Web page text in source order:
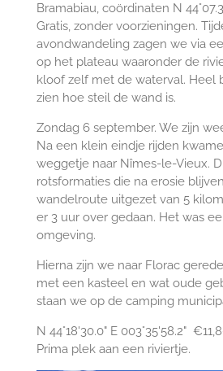
Bramabiau, coördinaten N
Gratis, zonder voorzieningen.
avondwandeling zagen we via
op het plateau waaronder de
kloof zelf met de waterval. Heel
zien hoe steil de wand is.
Zondag 6 september. We zijn
Na een klein eindje rijden
weggetje naar Nîmes-le-Vieux.
rotsformaties die na erosie
wandelroute uitgezet van 5
er 3 uur over gedaan. Het was
omgeving.
Hierna zijn we naar Florac
met een kasteel en wat oude
staan we op de camping
N 44°18'30.0" E 003°35'58.2"
Prima plek aan een riviertje.